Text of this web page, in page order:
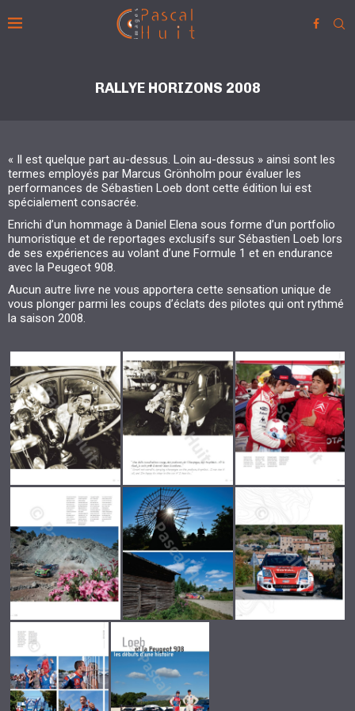
RALLYE HORIZONS 2008
« Il est quelque part au-dessus. Loin au-dessus » ainsi sont les
termes employés par Marcus Grönholm pour évaluer les
performances de Sébastien Loeb dont cette édition lui est
spécialement consacrée.
Enrichi d’un hommage à Daniel Elena sous forme d’un portfolio
humoristique et de reportages exclusifs sur Sébastien Loeb lors
de ses expériences au volant d’une Formule 1 et en endurance
avec la Peugeot 908.
Aucun autre livre ne vous apportera cette sensation unique de
vous plonger parmi les coups d’éclats des pilotes qui ont rythmé
la saison 2008.